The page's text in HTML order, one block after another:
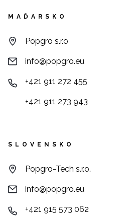
MAĎARSKO
Popgro s.r.o
info@popgro.eu
+421 911 272 455
+421 911 273 943
SLOVENSKO
Popgro-Tech s.r.o.
info@popgro.eu
+421 915 573 062